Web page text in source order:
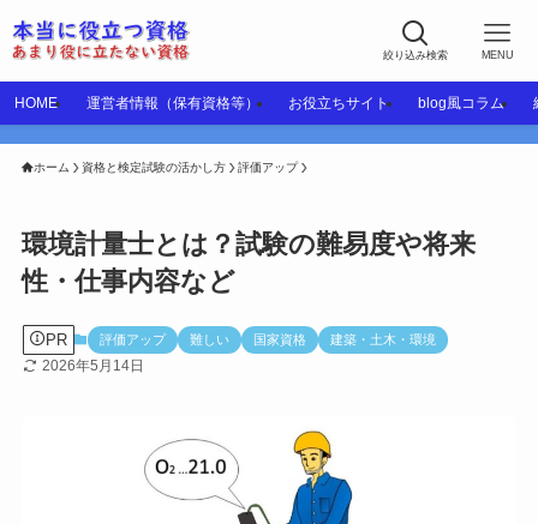
絞り込み検索 MENU
HOME 運営者情報（保有資格等） お役立ちサイト blog風コラム
ホーム 資格と検定試験の活かし方 評価アップ
環境計量士とは？試験の難易度や将来
性・仕事内容など
PR 評価アップ 難しい 国家資格 建築・土木・環境
2026年5月14日